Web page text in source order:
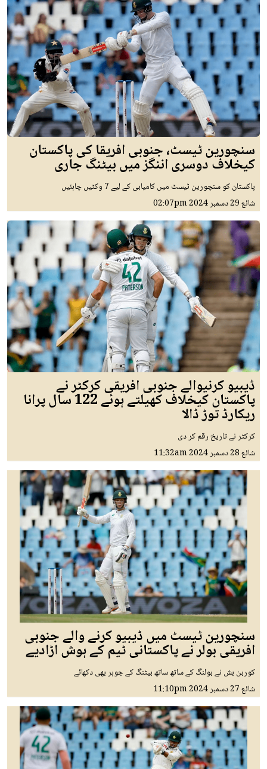
سنچورین ٹیسٹ، جنوبی افریقا کی پاکستان
کیخلاف دوسری اننگز میں بیٹنگ جاری
پاکستان کو سنچورین ٹیسٹ میں کامیابی کے لیے 7 وکٹیں چاہئیں
شائع29 دسمبر 2024 02:07pm
ڈیبیو کرنیوالے جنوبی افریقی کرکٹر نے
پاکستان کیخلاف کھیلتے ہوئے 122 سال پرانا
ریکارڈ توڑ ڈالا
کرکٹر نے تاریخ رقم کر دی
شائع28 دسمبر 2024 11:32am
سنچورین ٹیسٹ میں ڈیبیو کرنے والے جنوبی
افریقی بولر نے پاکستانی ٹیم کے ہوش اڑادیے
کوربن بش نے بولنگ کے ساتھ ساتھ بیٹنگ کے جوہر بھی دکھائے
شائع27 دسمبر 2024 11:10pm